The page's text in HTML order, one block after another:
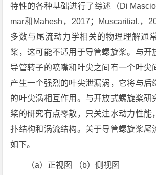
特性的各种基础进行了综述（Di
mar和Mahesh，2017；Muscaritial.，
多数与尾流动力学相关的物理理解通
桨，这可能不适用于导管螺旋桨。与开
导管转子的喷嘴和叶尖之间有一个叶尖
产生一个强烈的叶尖泄漏涡，它将与后
的叶尖涡相互作用。与开放式螺旋桨研
桨的研究有点零散，只关注水动力性能
扑结构和涡流结构。关于导管螺旋桨尾
如下。
（a）正视图 （b）侧视图